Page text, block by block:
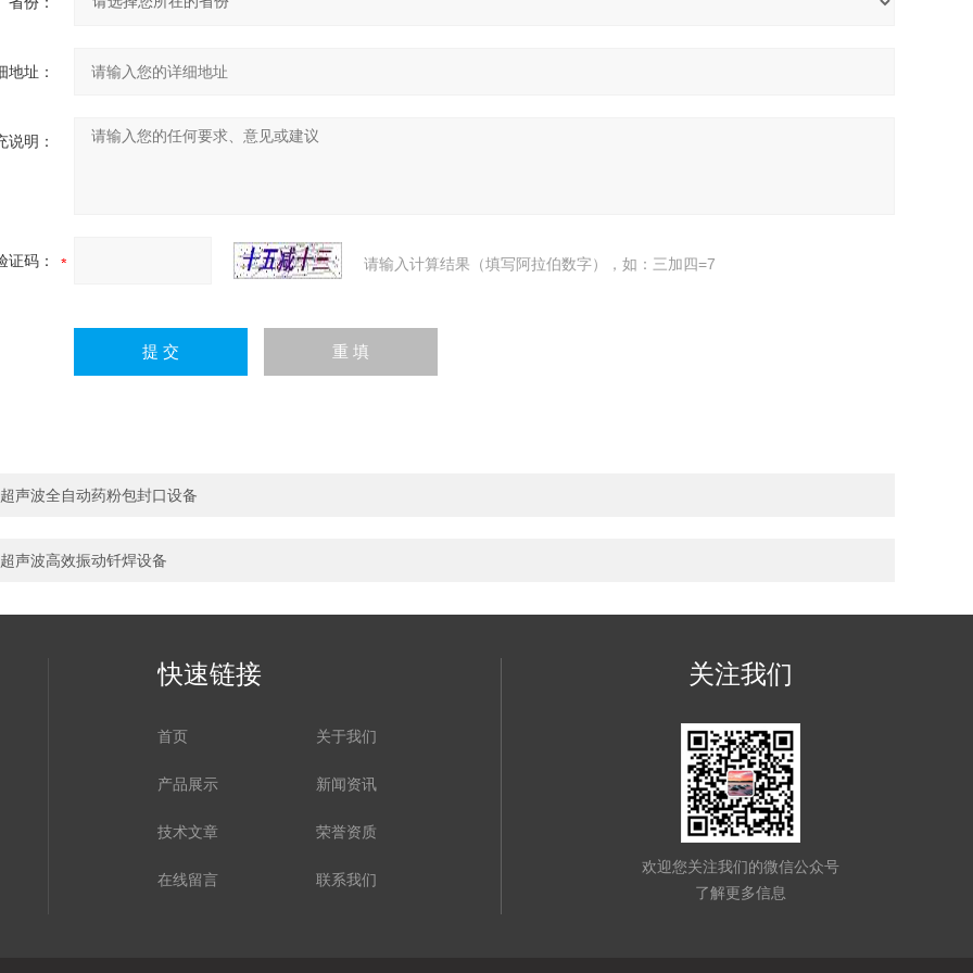
地址：
说明：
证码： 请输入计算结果（填写阿拉伯数字），如：三加四=7
超声波全自动药粉包封口设备
超声波高效振动钎焊设备
快速链接
首页 关于我们
产品展示 新闻资讯
技术文章 荣誉资质
在线留言 联系我们
关注我们
欢迎您关注我们的微信公众号
了解更多信息